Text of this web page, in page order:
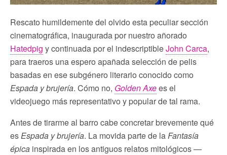
Rescato humildemente del olvido esta peculiar sección
cinematográfica, inaugurada por nuestro añorado
Hatedpig y continuada por el indescriptibleJohn Carca,
para traeros una espero apañada selección de pelis
basadas en ese subgénero literario conocido como
Espada y brujería. Cómo no, Golden Axees el
videojuego más representativo y popular de tal rama.
Antes de tirarme al barro cabe concretar brevemente qué
es Espada y brujería. La movida parte de la Fantasía
épica inspirada en los antiguos relatos mitológicos —